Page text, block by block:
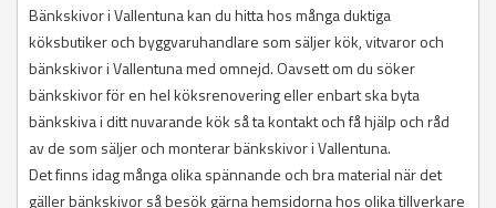
Bänkskivor i Vallentuna kan du hitta hos många duktiga
köksbutiker och byggvaruhandlare som säljer kök, vitvaror och
bänkskivor i Vallentuna med omnejd. Oavsett om du söker
bänkskivor för en hel köksrenovering eller enbart ska byta
bänkskiva i ditt nuvarande kök så ta kontakt och få hjälp och råd
av de som säljer och monterar bänkskivor i Vallentuna.
Det finns idag många olika spännande och bra material när det
gäller bänkskivor så besök gärna hemsidorna hos olika tillverkare